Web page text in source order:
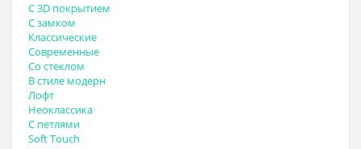
С 3D покрытием
С замком
Классические
Современные
Со стеклом
В стиле модерн
Лофт
Неоклассика
С петлями
Soft Touch